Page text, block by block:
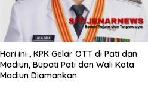
Hari ini , KPK Gelar OTT di Pati dan
Madiun, Bupati Pati dan Wali Kota
Madiun Diamankan